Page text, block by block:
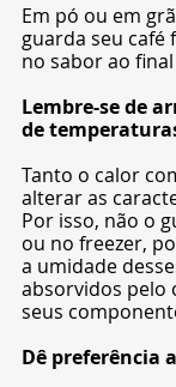
Em pó ou em
guarda seu café
no sabor ao
Lembre-se de
de
Tanto o calor
alterar as
Por isso, não o
ou no freezer,
a umidade
absorvidos pelo
seus
Dê preferência